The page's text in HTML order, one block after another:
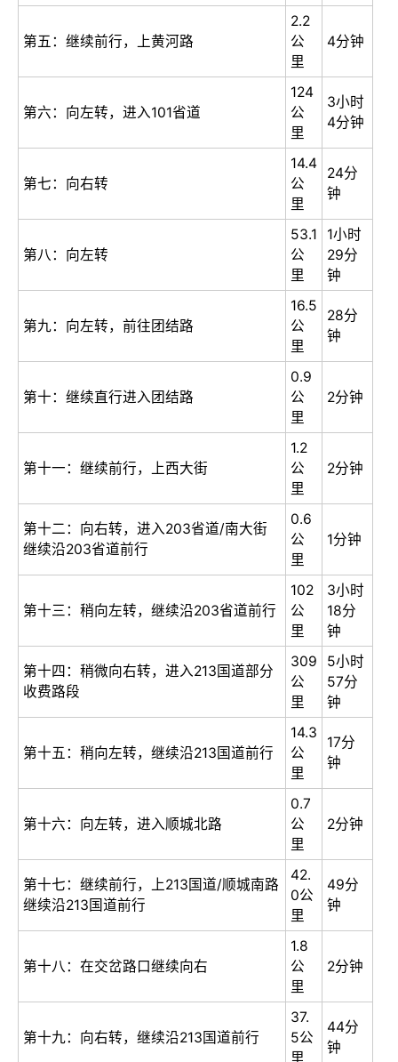
第五：继续前行，上黄河路
2.2
公
里
4分钟
第六：向左转，进入101省道
124
公
里
3小时
4分钟
第七：向右转
14.4
公
里
24分
钟
第八：向左转
53.1
公
里
1小时
29分
钟
第九：向左转，前往团结路
16.5
公
里
28分
钟
第十：继续直行进入团结路
0.9
公
里
2分钟
第十一：继续前行，上西大街
1.2
公
里
2分钟
第十二：向右转，进入203省道/南大街
继续沿203省道前行
0.6
公
里
1分钟
第十三：稍向左转，继续沿203省道前行
102
公
里
3小时
18分
钟
第十四：稍微向右转，进入213国道部分
收费路段
309
公
里
5小时
57分
钟
第十五：稍向左转，继续沿213国道前行
14.3
公
里
17分
钟
第十六：向左转，进入顺城北路
0.7
公
里
2分钟
第十七：继续前行，上213国道/顺城南路
继续沿213国道前行
42.
0公
里
49分
钟
第十八：在交岔路口继续向右
1.8
公
里
2分钟
第十九：向右转，继续沿213国道前行
37.
5公
里
44分
钟